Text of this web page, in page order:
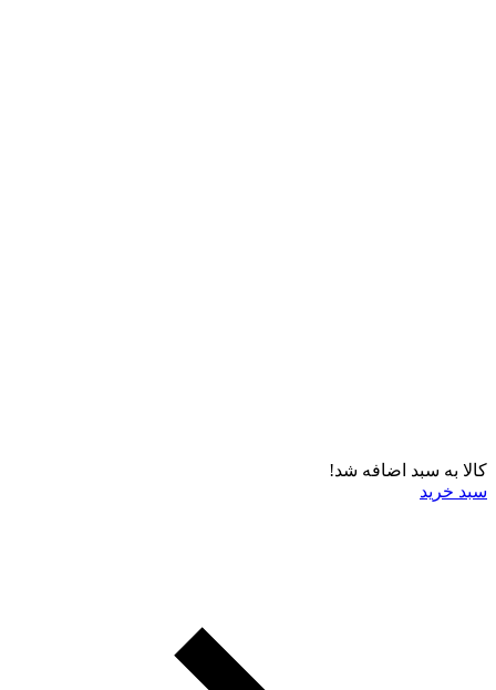
کالا به سبد اضافه شد!
سبد خرید